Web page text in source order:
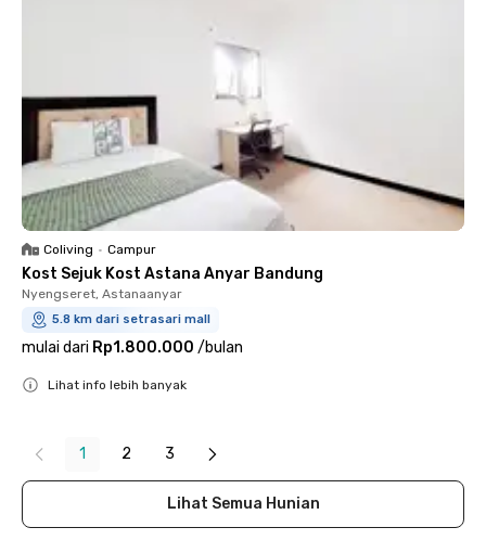
Coliving • Campur
Kost Sejuk Kost Astana Anyar Bandung
Nyengseret, Astanaanyar
5.8 km dari setrasari mall
mulai dari Rp1.800.000 /bulan
Lihat info lebih banyak
1 2 3
Lihat Semua Hunian